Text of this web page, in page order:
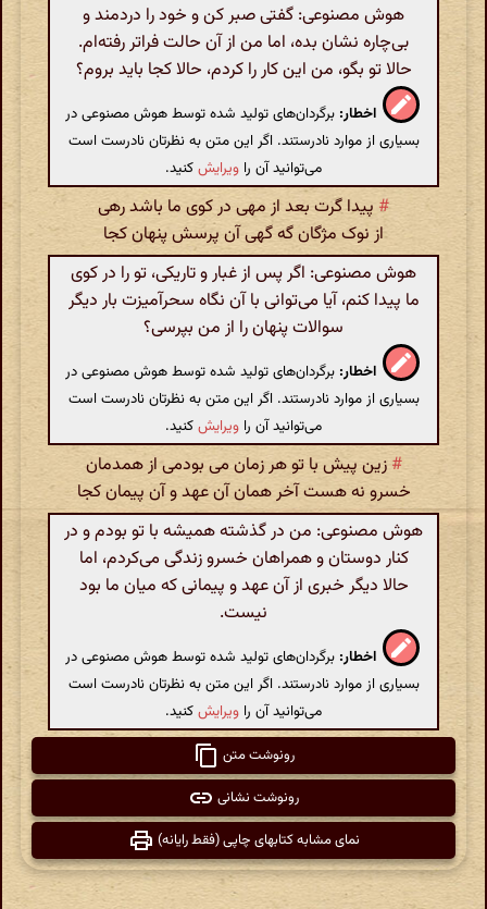
هوش مصنوعی: گفتی صبر کن و خود را دردمند و
بی‌چاره نشان بده، اما من از آن حالت فراتر رفته‌ام.
حالا تو بگو، من این کار را کردم، حالا کجا باید بروم؟
اخطار: برگردان‌های تولید شده توسط هوش مصنوعی در
بسیاری از موارد نادرستند. اگر این متن به نظرتان نادرست است
می‌توانید آن را ویرایشکنید.
# پیدا گرت بعد از مهی در کوی ما باشد رهی
از نوک مژگان گه گهی آن پرسش پنهان کجا
هوش مصنوعی: اگر پس از غبار و تاریکی، تو را در کوی
ما پیدا کنم، آیا می‌توانی با آن نگاه سحرآمیزت بار دیگر
سوالات پنهان را از من بپرسی؟
اخطار: برگردان‌های تولید شده توسط هوش مصنوعی در
بسیاری از موارد نادرستند. اگر این متن به نظرتان نادرست است
می‌توانید آن را ویرایشکنید.
# زین پیش با تو هر زمان می بودمی از همدمان
خسرو نه هست آخر همان آن عهد و آن پیمان کجا
هوش مصنوعی: من در گذشته همیشه با تو بودم و در
کنار دوستان و همراهان خسرو زندگی می‌کردم، اما
حالا دیگر خبری از آن عهد و پیمانی که میان ما بود
نیست.
اخطار: برگردان‌های تولید شده توسط هوش مصنوعی در
بسیاری از موارد نادرستند. اگر این متن به نظرتان نادرست است
می‌توانید آن را ویرایشکنید.
رونوشت متن
رونوشت نشانی
نمای مشابه کتابهای چاپی (فقط رایانه)